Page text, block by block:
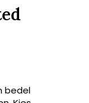
bedel